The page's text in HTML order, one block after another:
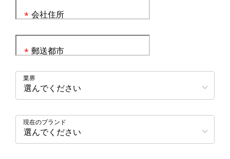
会社住所
*
郵送都市
*
業界
現在のブランド